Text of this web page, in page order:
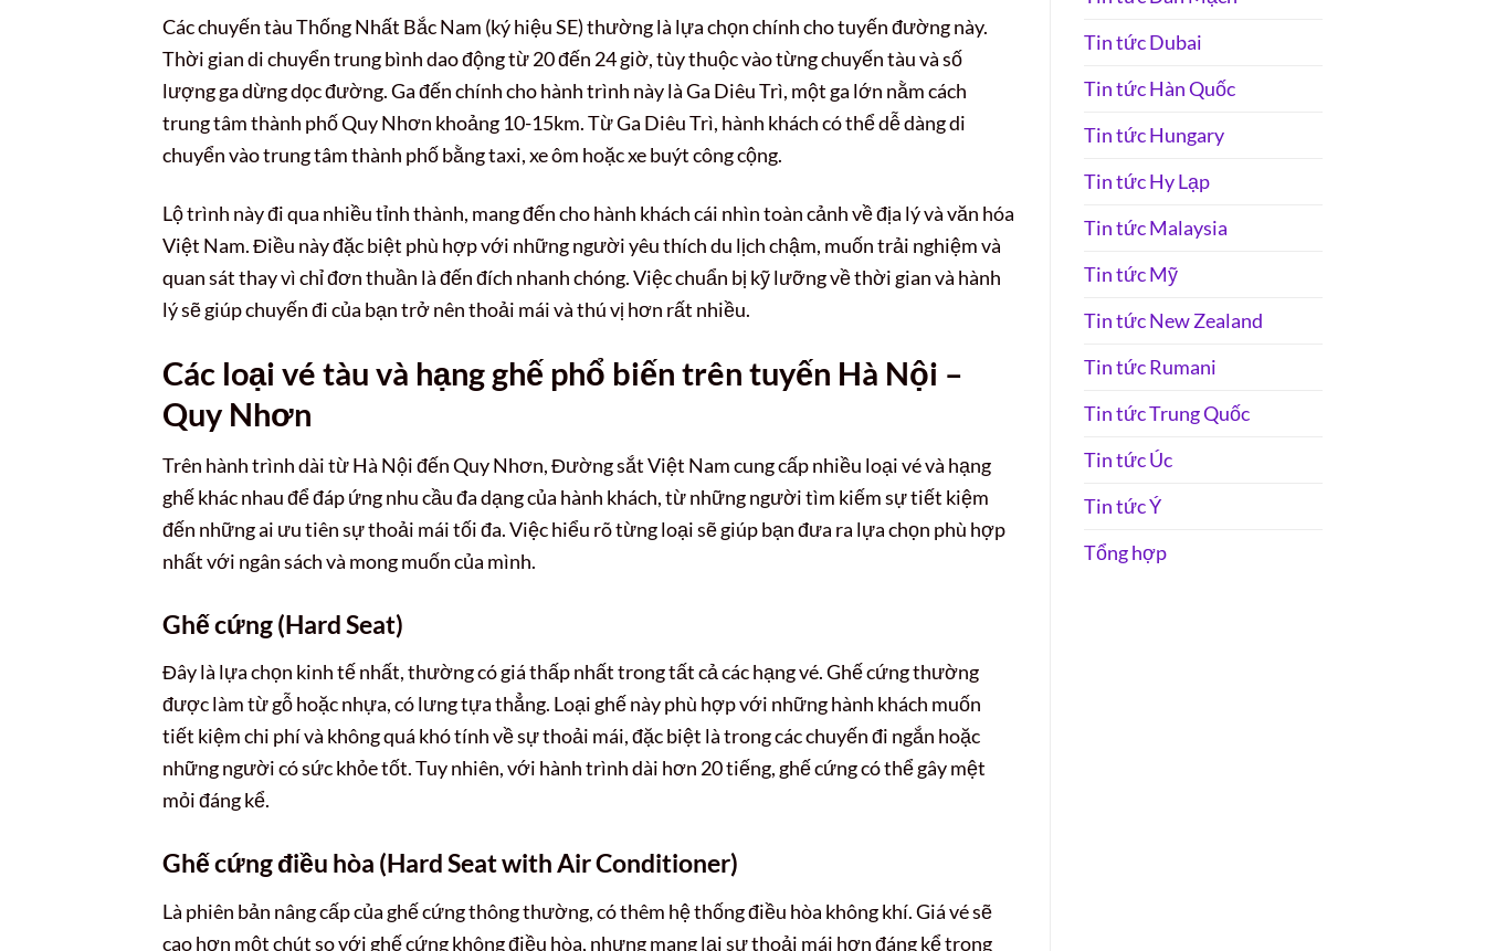
Các chuyến tàu Thống Nhất Bắc Nam (ký hiệu SE) thường là lựa chọn chính cho tuyến đường này.
Thời gian di chuyển trung bình dao động từ 20 đến 24 giờ, tùy thuộc vào từng chuyến tàu và số
lượng ga dừng dọc đường. Ga đến chính cho hành trình này là Ga Diêu Trì, một ga lớn nằm cách
trung tâm thành phố Quy Nhơn khoảng 10-15km. Từ Ga Diêu Trì, hành khách có thể dễ dàng di
chuyển vào trung tâm thành phố bằng taxi, xe ôm hoặc xe buýt công cộng.
Lộ trình này đi qua nhiều tỉnh thành, mang đến cho hành khách cái nhìn toàn cảnh về địa lý và văn hóa
Việt Nam. Điều này đặc biệt phù hợp với những người yêu thích du lịch chậm, muốn trải nghiệm và
quan sát thay vì chỉ đơn thuần là đến đích nhanh chóng. Việc chuẩn bị kỹ lưỡng về thời gian và hành
lý sẽ giúp chuyến đi của bạn trở nên thoải mái và thú vị hơn rất nhiều.
Các loại vé tàu và hạng ghế phổ biến trên tuyến Hà Nội –
Quy Nhơn
Trên hành trình dài từ Hà Nội đến Quy Nhơn, Đường sắt Việt Nam cung cấp nhiều loại vé và hạng
ghế khác nhau để đáp ứng nhu cầu đa dạng của hành khách, từ những người tìm kiếm sự tiết kiệm
đến những ai ưu tiên sự thoải mái tối đa. Việc hiểu rõ từng loại sẽ giúp bạn đưa ra lựa chọn phù hợp
nhất với ngân sách và mong muốn của mình.
Ghế cứng (Hard Seat)
Đây là lựa chọn kinh tế nhất, thường có giá thấp nhất trong tất cả các hạng vé. Ghế cứng thường
được làm từ gỗ hoặc nhựa, có lưng tựa thẳng. Loại ghế này phù hợp với những hành khách muốn
tiết kiệm chi phí và không quá khó tính về sự thoải mái, đặc biệt là trong các chuyến đi ngắn hoặc
những người có sức khỏe tốt. Tuy nhiên, với hành trình dài hơn 20 tiếng, ghế cứng có thể gây mệt
mỏi đáng kể.
Ghế cứng điều hòa (Hard Seat with Air Conditioner)
Là phiên bản nâng cấp của ghế cứng thông thường, có thêm hệ thống điều hòa không khí. Giá vé sẽ
cao hơn một chút so với ghế cứng không điều hòa, nhưng mang lại sự thoải mái hơn đáng kể trong
Tin tức Dubai
Tin tức Hàn Quốc
Tin tức Hungary
Tin tức Hy Lạp
Tin tức Malaysia
Tin tức Mỹ
Tin tức New Zealand
Tin tức Rumani
Tin tức Trung Quốc
Tin tức Úc
Tin tức Ý
Tổng hợp